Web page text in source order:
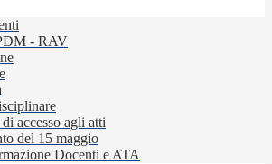
- RAV
accesso agli atti
del 15 maggio
Docenti e ATA